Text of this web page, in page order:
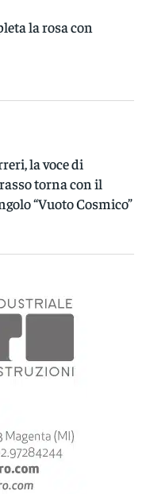
la rosa con
la voce di
torna con il
“Vuoto Cosmico”